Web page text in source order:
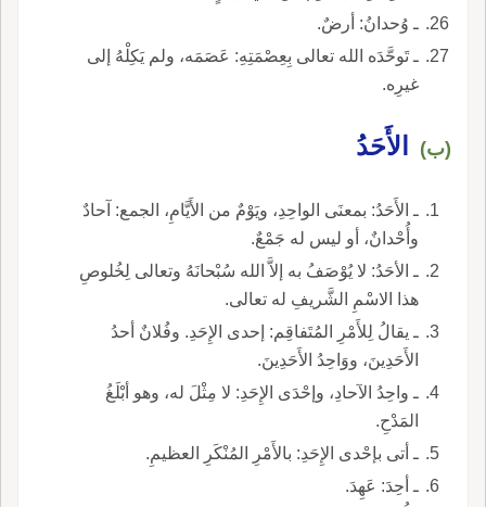
ـ وُحدانُ: أرضٌ.
ـ تَوحَّدَه الله تعالى بِعِصْمَتِهِ: عَصَمَه، ولم يَكِلْهُ إلى
غيرِه.
(ب) الأَحَدُ
ـ الأَحَدُ: بمعنَى الواحِدِ، ويَوْمٌ من الأَيَّامِ، الجمع: آحادٌ
وأُحْدانٌ، أو ليس له جَمْعٌ.
ـ الأحَدُ: لا يُوْصَفُ به إلاَّ الله سُبْحانَهُ وتعالى لِخُلوصِ
هذا الاسْمِ الشَّريفِ له تعالى.
ـ يقالُ لِلأَمْرِ المُتَفاقِم: إحدى الإِحَدِ. وفُلانٌ أحدُ
الأَحَدِينَ، ووَاحِدُ الأَحَدِينَ.
ـ واحِدُ الآحادِ، وإحْدَى الإِحَدِ: لا مِثْلَ له، وهو أبْلَغُ
المَدْحِ.
ـ أتى بإحْدى الإِحَدِ: بالأَمْرِ المُنْكَرِ العظيمِ.
ـ أحِدَ: عَهِدَ.